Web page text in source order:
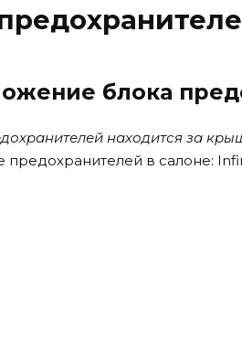
блока
находится за